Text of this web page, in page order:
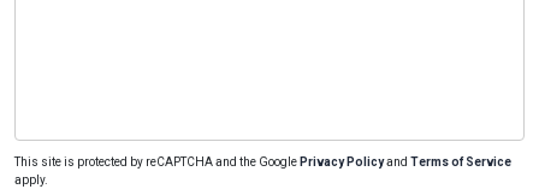
This site is protected by reCAPTCHA and the Google Privacy Policyand Terms of Service
apply.